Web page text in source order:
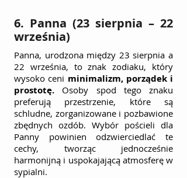
6. Panna (23 sierpnia – 22
września)
Panna, urodzona między 23 sierpnia a
22 września, to znak zodiaku, który
wysoko ceni minimalizm, porządek i
prostotę. Osoby spod tego znaku
preferują przestrzenie, które są
schludne, zorganizowane i pozbawione
zbędnych ozdób. Wybór pościeli dla
Panny powinien odzwierciedlać te
cechy, tworząc jednocześnie
harmonijną i uspokajającą atmosferę w
sypialni.